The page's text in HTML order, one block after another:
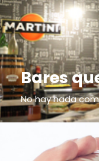
Bares
No hay nada